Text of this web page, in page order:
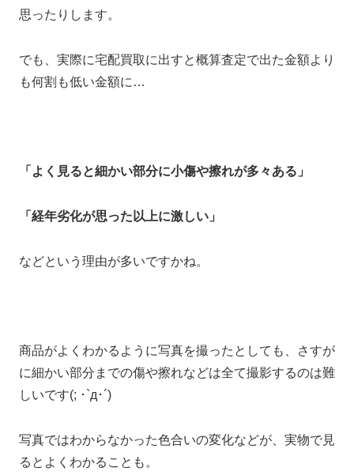
思ったりします。
でも、実際に宅配買取に出すと概算査定で出た金額より
も何割も低い金額に…
「よく見ると細かい部分に小傷や擦れが多々ある」
「経年劣化が思った以上に激しい」
などという理由が多いですかね。
商品がよくわかるように写真を撮ったとしても、さすが
に細かい部分までの傷や擦れなどは全て撮影するのは難
しいです(; ･`д･´)
写真ではわからなかった色合いの変化などが、実物で見
るとよくわかることも。